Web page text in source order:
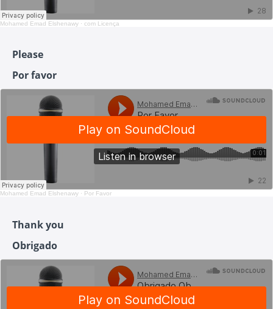
Mohamed Emad Elshenawy · com Licença
Please
Por favor
Mohamed Emad Elshenawy · Por Favor
Thank you
Obrigado